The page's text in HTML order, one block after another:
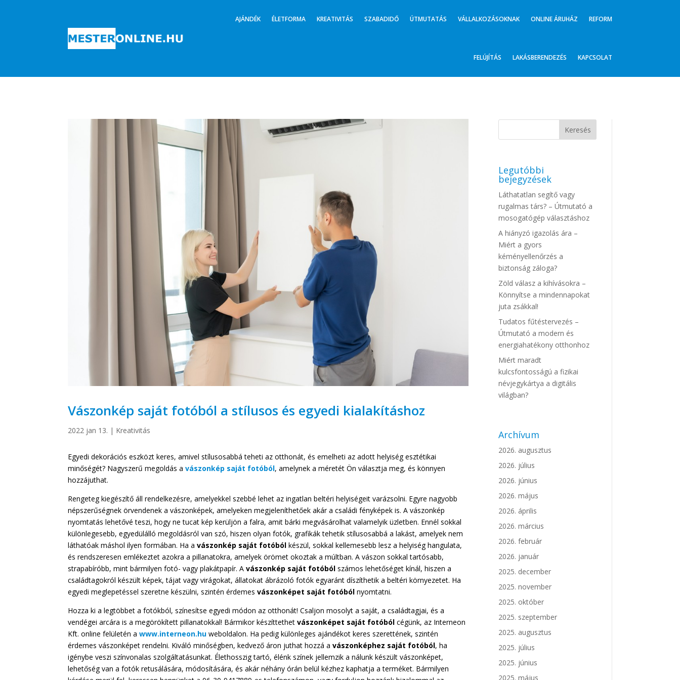
AJÁNDÉK ÉLETFORMA KREATIVITÁS SZABADIDŐ ÚTMUTATÁS VÁLLALKOZÁSOKNAK ONLINE ÁRUHÁZ REFORM
FELÚJÍTÁS LAKÁSBERENDEZÉS KAPCSOLAT
Vászonkép saját fotóból a stílusos és egyedi kialakításhoz
2022 jan 13. | Kreativitás
Egyedi dekorációs eszközt keres, amivel stílusosabbá teheti az otthonát, és emelheti az adott helyiség esztétikai
minőségét? Nagyszerű megoldás avászonkép saját fotóból, amelynek a méretét Ön választja meg, és könnyen
hozzájuthat.
Rengeteg kiegészítő áll rendelkezésre, amelyekkel szebbé lehet az ingatlan beltéri helyiségeit varázsolni. Egyre nagyobb
népszerűségnek örvendenek a vászonképek, amelyeken megjeleníthetőek akár a családi fényképek is. A vászonkép
nyomtatás lehetővé teszi, hogy ne tucat kép kerüljön a falra, amit bárki megvásárolhat valamelyik üzletben. Ennél sokkal
különlegesebb, egyedülálló megoldásról van szó, hiszen olyan fotók, grafikák tehetik stílusosabbá a lakást, amelyek nem
láthatóak máshol ilyen formában. Ha a vászonkép saját fotóbólkészül, sokkal kellemesebb lesz a helyiség hangulata,
és rendszeresen emlékeztet azokra a pillanatokra, amelyek örömet okoztak a múltban. A vászon sokkal tartósabb,
strapabíróbb, mint bármilyen fotó- vagy plakátpapír. Avászonkép saját fotóból számos lehetőséget kínál, hiszen a
családtagokról készült képek, tájat vagy virágokat, állatokat ábrázoló fotók egyaránt díszíthetik a beltéri környezetet. Ha
egyedi meglepetéssel szeretne készülni, szintén érdemesvászonképet saját fotóbólnyomtatni.
Hozza ki a legtöbbet a fotókból, színesítse egyedi módon az otthonát! Csaljon mosolyt a saját, a családtagjai, és a
vendégei arcára is a megörökített pillanatokkal! Bármikor készíttethetvászonképet saját fotóból cégünk, az Interneon
Kft. online felületén awww.interneon.hu weboldalon. Ha pedig különleges ajándékot keres szerettének, szintén
érdemes vászonképet rendelni. Kiváló minőségben, kedvező áron juthat hozzá avászonképhez saját fotóból, ha
igénybe veszi színvonalas szolgáltatásunkat. Élethosszig tartó, élénk színek jellemzik a nálunk készült vászonképet,
lehetőség van a fotók retusálására, módosítására, és akár néhány órán belül kézhez kaphatja a terméket. Bármilyen
Legutóbbi
bejegyzések
Láthatatlan segítő vagy
rugalmas társ? – Útmutató a
mosogatógép választáshoz
A hiányzó igazolás ára –
Miért a gyors
kéményellenőrzés a
biztonság záloga?
Zöld válasz a kihívásokra –
Könnyítse a mindennapokat
juta zsákkal!
Tudatos fűtéstervezés –
Útmutató a modern és
energiahatékony otthonhoz
Miért maradt
kulcsfontosságú a fizikai
névjegykártya a digitális
világban?
Archívum
2026. augusztus
2026. július
2026. június
2026. május
2026. április
2026. március
2026. február
2026. január
2025. december
2025. november
2025. október
2025. szeptember
2025. augusztus
2025. július
2025. június
2025. május